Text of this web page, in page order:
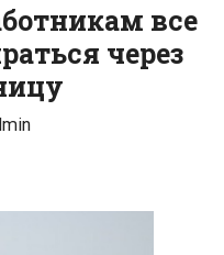
все
через